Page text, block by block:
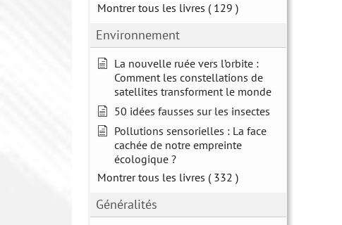
Montrer tous les livres ( 129 )
Environnement
La nouvelle ruée vers l’orbite :
Comment les constellations de
satellites transforment le monde
50 idées fausses sur les insectes
Pollutions sensorielles : La face
cachée de notre empreinte
écologique ?
Montrer tous les livres ( 332 )
Généralités